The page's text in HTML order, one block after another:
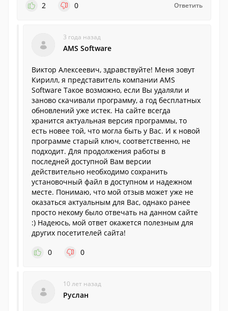
2
0 Ответить
3 года назад
AMS Software
Виктор Алексеевич, здравствуйте! Меня зовут
Кирилл, я представитель компании AMS
Software Такое возможно, если Вы удаляли и
заново скачивали программу, а год бесплатных
обновлений уже истек. На сайте всегда
хранится актуальная версия программы, то
есть новее той, что могла быть у Вас. И к новой
программе старый ключ, соответственно, не
подходит. Для продолжения работы в
последней доступной Вам версии
действительно необходимо сохранить
установочный файл в доступном и надежном
месте. Понимаю, что мой отзыв может уже не
оказаться актуальным для Вас, однако ранее
просто некому было отвечать на данном сайте
:) Надеюсь, мой ответ окажется полезным для
других посетителей сайта!
0
0
10 лет назад
Руслан